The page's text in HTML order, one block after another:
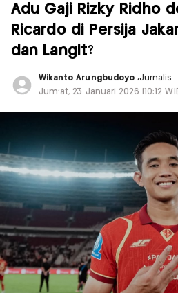
Adu Gaji Rizky Ridho
Ricardo di Persija
dan Langit?
Wikanto Arungbudoyo ,Jurnalis
Jum'at, 23 Januari 2026 |10:12